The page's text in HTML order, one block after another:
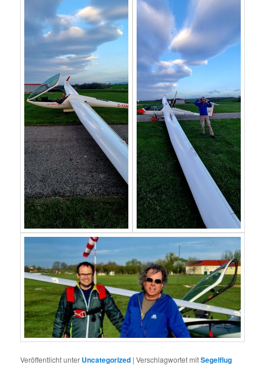
Veröffentlicht unter Uncategorized |Verschlagwortet mitSegelflug